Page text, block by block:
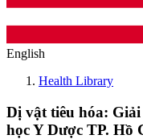
English
Health Library
Dị vật tiêu hóa:
học Y Dược TP. Hồ